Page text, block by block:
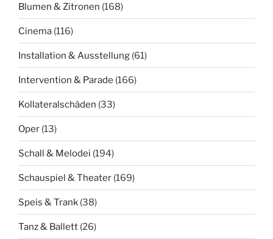
Blumen & Zitronen (168)
Cinema (116)
Installation & Ausstellung (61)
Intervention & Parade (166)
Kollateralschäden (33)
Oper (13)
Schall & Melodei (194)
Schauspiel & Theater (169)
Speis & Trank (38)
Tanz & Ballett (26)